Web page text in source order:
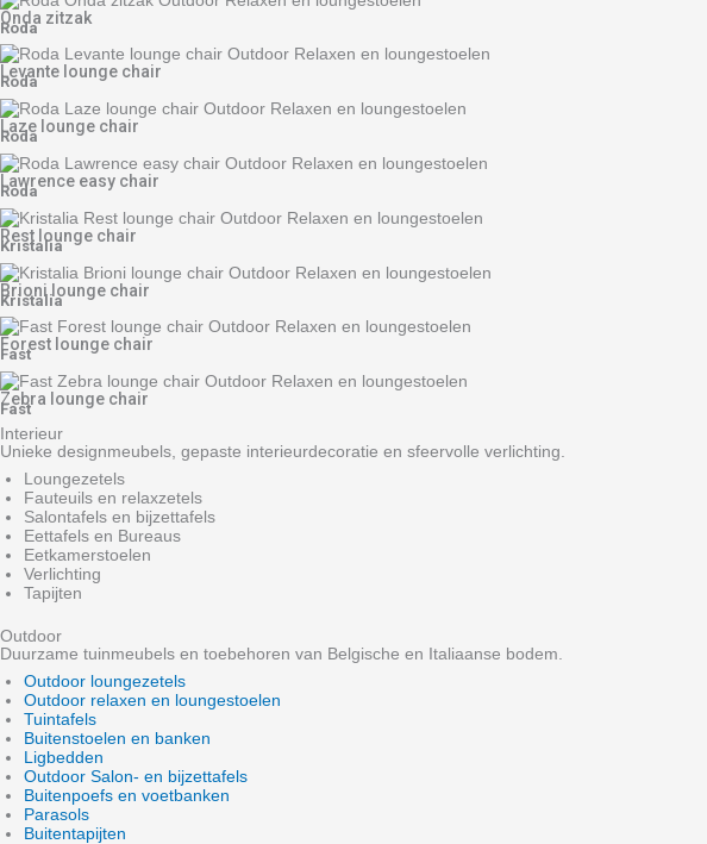
Onda zitzak
Roda
Levante lounge chair
Roda
Laze lounge chair
Roda
Lawrence easy chair
Roda
Rest lounge chair
Kristalia
Brioni lounge chair
Kristalia
Forest lounge chair
Fast
Zebra lounge chair
Fast
Interieur
Unieke designmeubels, gepaste interieurdecoratie en sfeervolle verlichting.
Loungezetels
Fauteuils en relaxzetels
Salontafels en bijzettafels
Eettafels en Bureaus
Eetkamerstoelen
Verlichting
Tapijten
Outdoor
Duurzame tuinmeubels en toebehoren van Belgische en Italiaanse bodem.
Outdoor loungezetels
Outdoor relaxen en loungestoelen
Tuintafels
Buitenstoelen en banken
Ligbedden
Outdoor Salon- en bijzettafels
Buitenpoefs en voetbanken
Parasols
Buitentapijten